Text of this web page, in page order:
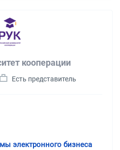
кооперации
Есть представитель
электронного бизнеса